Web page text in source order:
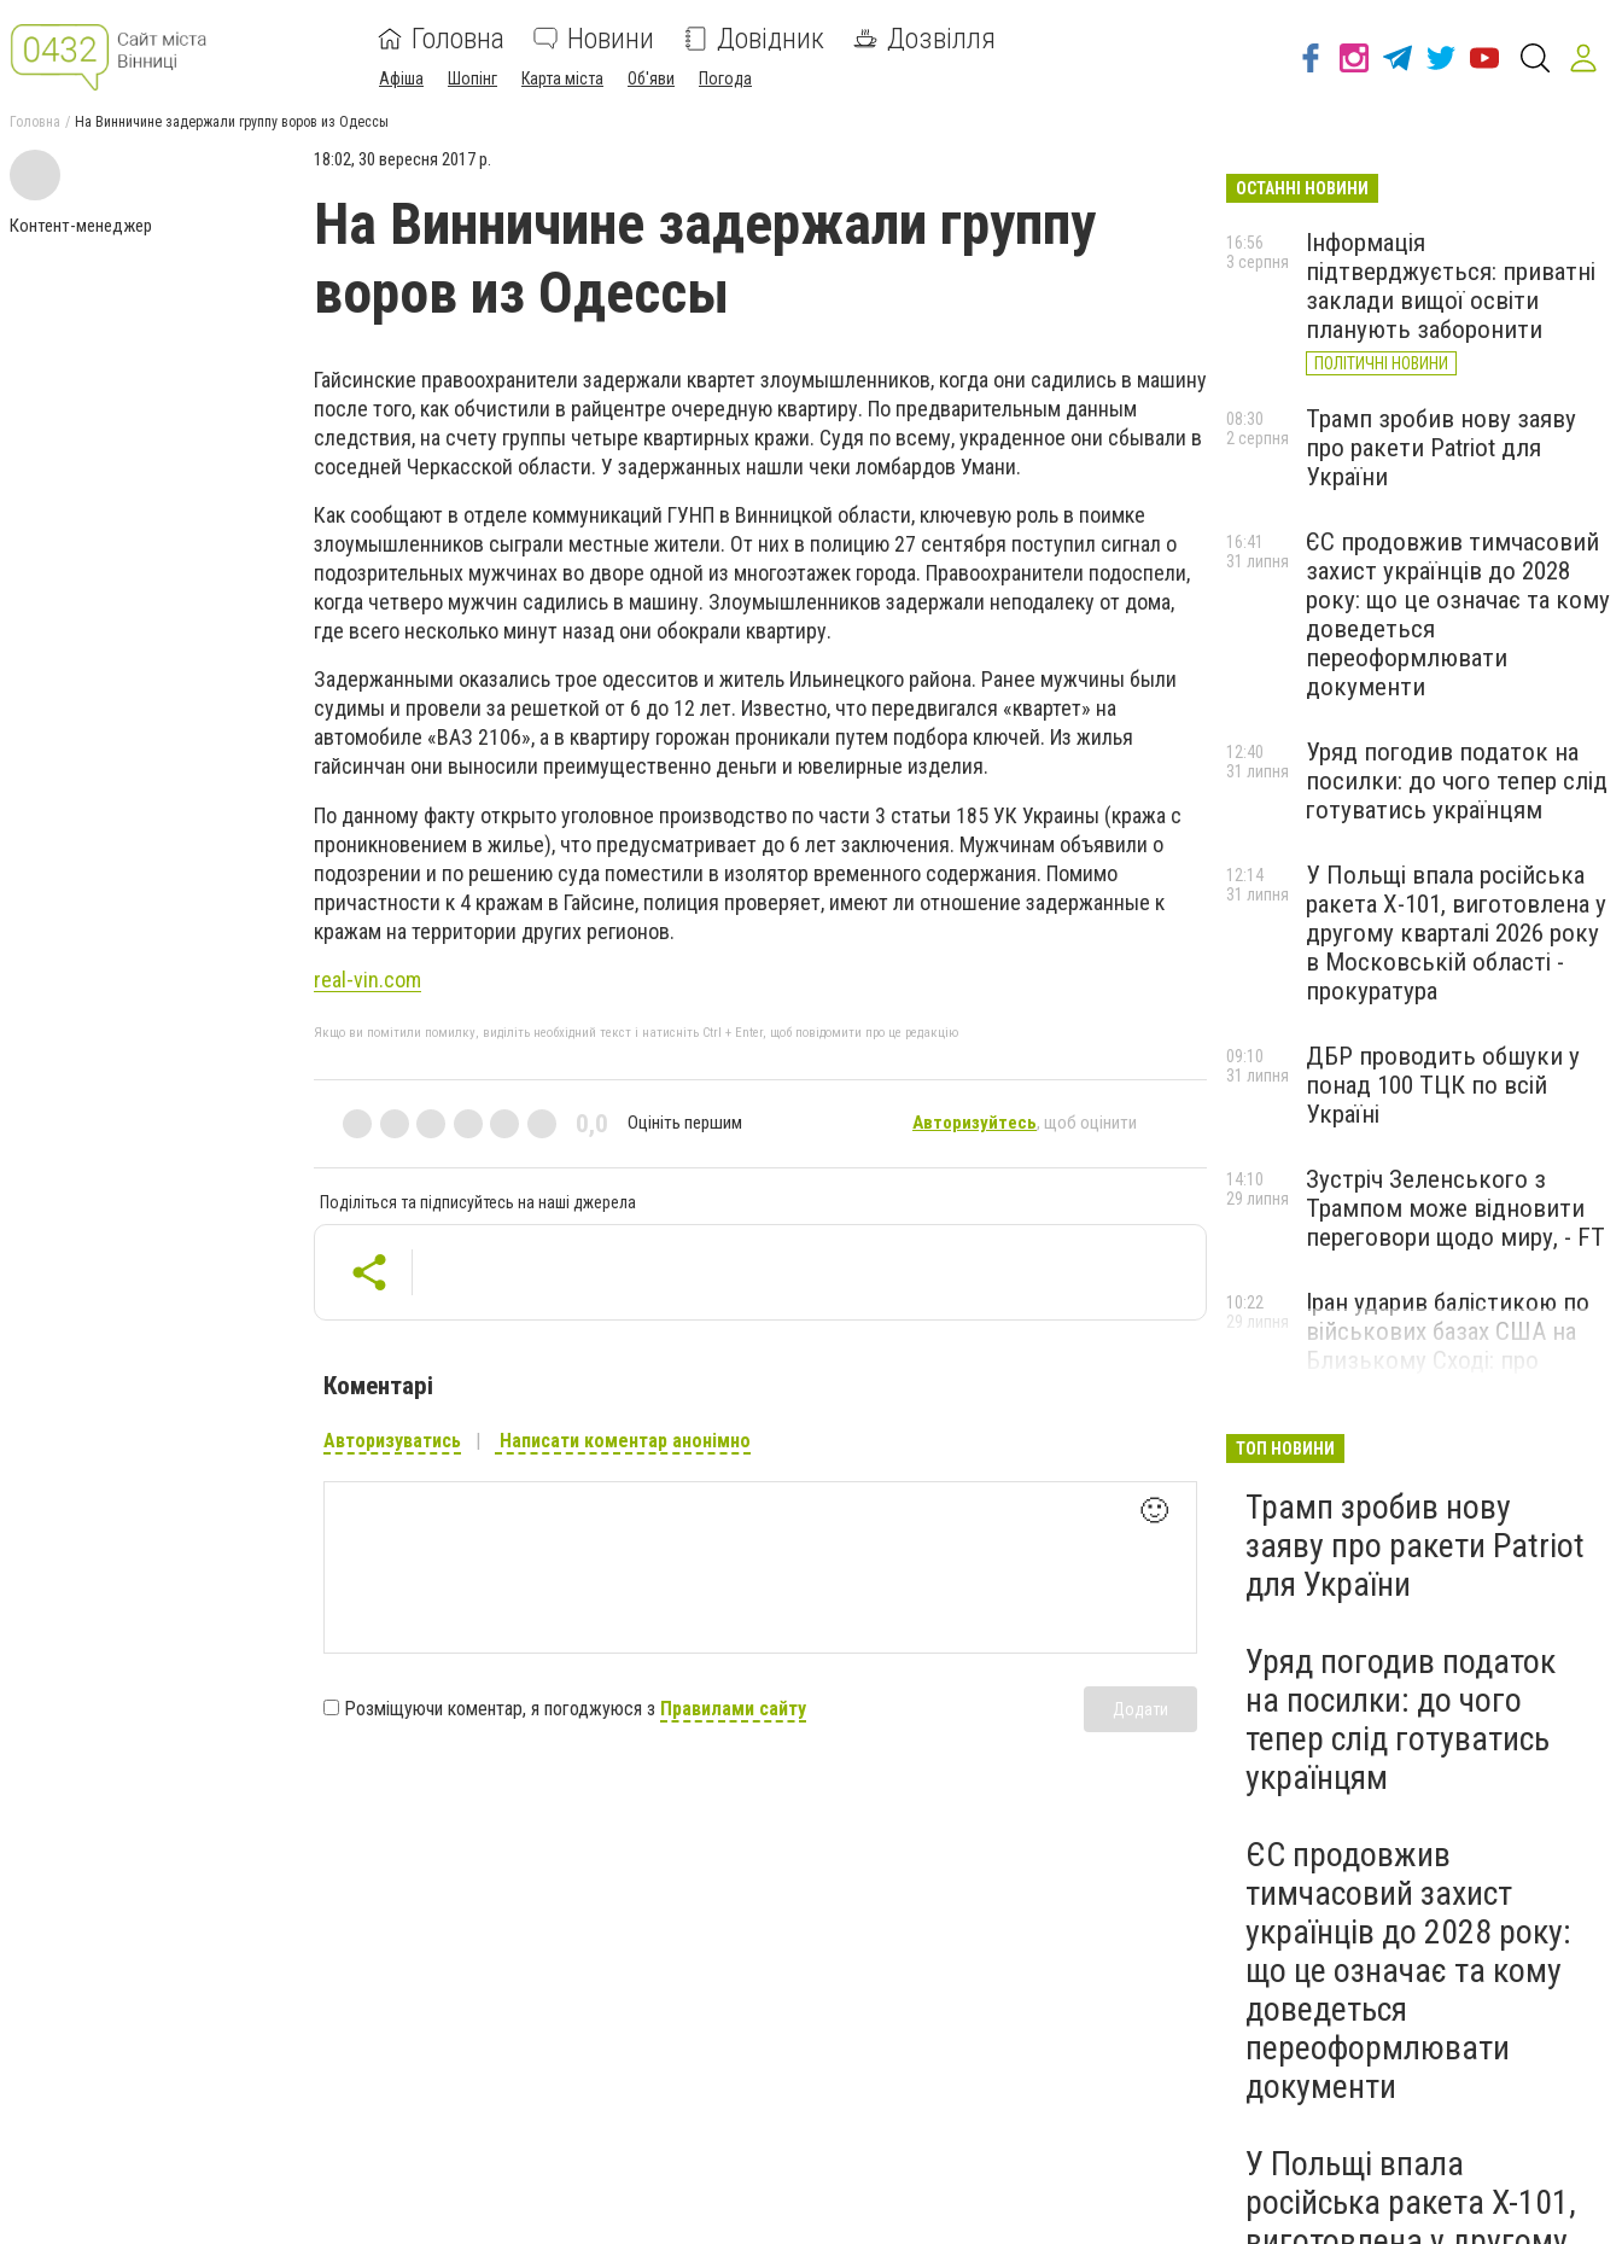
Головна Новини Довідник Дозвілля
Афіша Шопінг Карта міста Об'яви Погода
Головна На Винничине задержали группу воров из Одессы
Контент-менеджер
18:02, 30 вересня 2017 р.
На Винничине задержали группу
воров из Одессы
Гайсинские правоохранители задержали квартет злоумышленников, когда они садились в машину
после того, как обчистили в райцентре очередную квартиру. По предварительным данным
следствия, на счету группы четыре квартирных кражи. Судя по всему, украденное они сбывали в
соседней Черкасской области. У задержанных нашли чеки ломбардов Умани.
Как сообщают в отделе коммуникаций ГУНП в Винницкой области, ключевую роль в поимке
злоумышленников сыграли местные жители. От них в полицию 27 сентября поступил сигнал о
подозрительных мужчинах во дворе одной из многоэтажек города. Правоохранители подоспели,
когда четверо мужчин садились в машину. Злоумышленников задержали неподалеку от дома,
где всего несколько минут назад они обокрали квартиру.
Задержанными оказались трое одесситов и житель Ильинецкого района. Ранее мужчины были
судимы и провели за решеткой от 6 до 12 лет. Известно, что передвигался «квартет» на
автомобиле «ВАЗ 2106», а в квартиру горожан проникали путем подбора ключей. Из жилья
гайсинчан они выносили преимущественно деньги и ювелирные изделия.
По данному факту открыто уголовное производство по части 3 статьи 185 УК Украины (кража с
проникновением в жилье), что предусматривает до 6 лет заключения. Мужчинам объявили о
подозрении и по решению суда поместили в изолятор временного содержания. Помимо
причастности к 4 кражам в Гайсине, полиция проверяет, имеют ли отношение задержанные к
кражам на территории других регионов.
real-vin.com
Якщо ви помітили помилку, виділіть необхідний текст і натисніть Ctrl + Enter, щоб повідомити про це редакцію
0,0 Оцініть першим Авторизуйтесь, щоб оцінити
Поділіться та підписуйтесь на наші джерела
Коментарі
Авторизуватись Написати коментар анонімно
🙂
Розміщуючи коментар, я погоджуюся з Правилами сайту Додати
ОСТАННІ НОВИНИ
Інформація
підтверджується: приватні
заклади вищої освіти
планують заборонити
ПОЛІТИЧНІ НОВИНИ
16:56
3 серпня
Трамп зробив нову заяву
про ракети Patriot для
України
08:30
2 серпня
ЄС продовжив тимчасовий
захист українців до 2028
року: що це означає та кому
доведеться
переоформлювати
документи
16:41
31 липня
Уряд погодив податок на
посилки: до чого тепер слід
готуватись українцям
12:40
31 липня
У Польщі впала російська
ракета X-101, виготовлена у
другому кварталі 2026 року
в Московській області -
прокуратура
12:14
31 липня
ДБР проводить обшуки у
понад 100 ТЦК по всій
Україні
09:10
31 липня
Зустріч Зеленського з
Трампом може відновити
переговори щодо миру, - FT
14:10
29 липня
Іран ударив балістикою по
військових базах США на
Близькому Сході: про
10:22
29 липня
ТОП НОВИНИ
Трамп зробив нову
заяву про ракети Patriot
для України
Уряд погодив податок
на посилки: до чого
тепер слід готуватись
українцям
ЄС продовжив
тимчасовий захист
українців до 2028 року:
що це означає та кому
доведеться
переоформлювати
документи
У Польщі впала
російська ракета X-101,